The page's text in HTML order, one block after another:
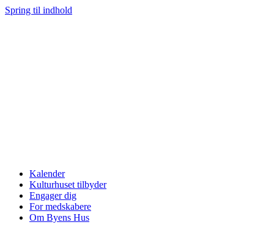
Spring til indhold
Kalender
Kulturhuset tilbyder
Engager dig
For medskabere
Om Byens Hus